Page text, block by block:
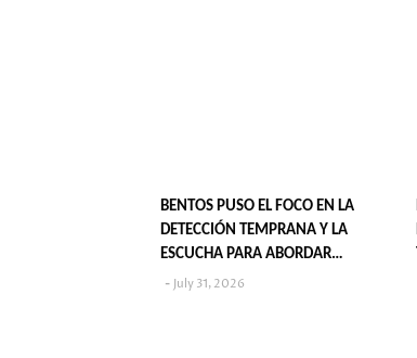
BENTOS PUSO EL FOCO EN LA
DETECCIÓN TEMPRANA Y LA
ESCUCHA PARA ABORDAR
VIOLENCIA EN LA NIÑEZ
July 31, 2026